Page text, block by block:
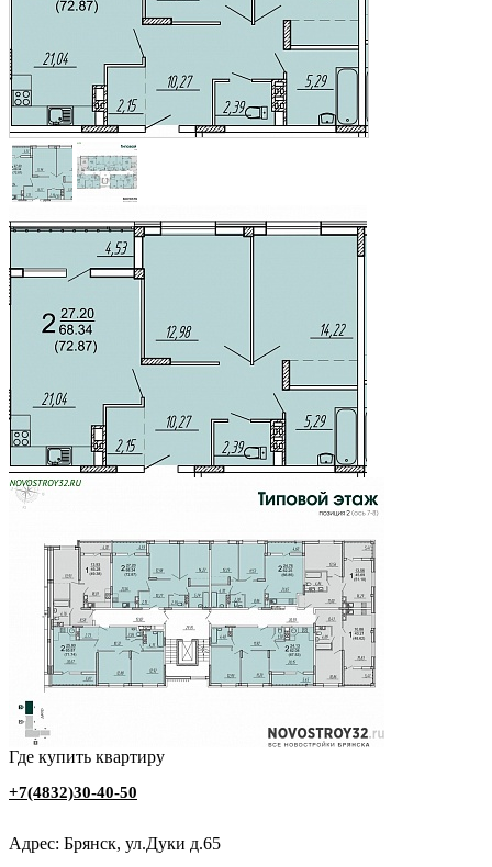
Где купить квартиру
‭+7(4832)30-40-50
Адрес: Брянск, ул.Дуки д.65